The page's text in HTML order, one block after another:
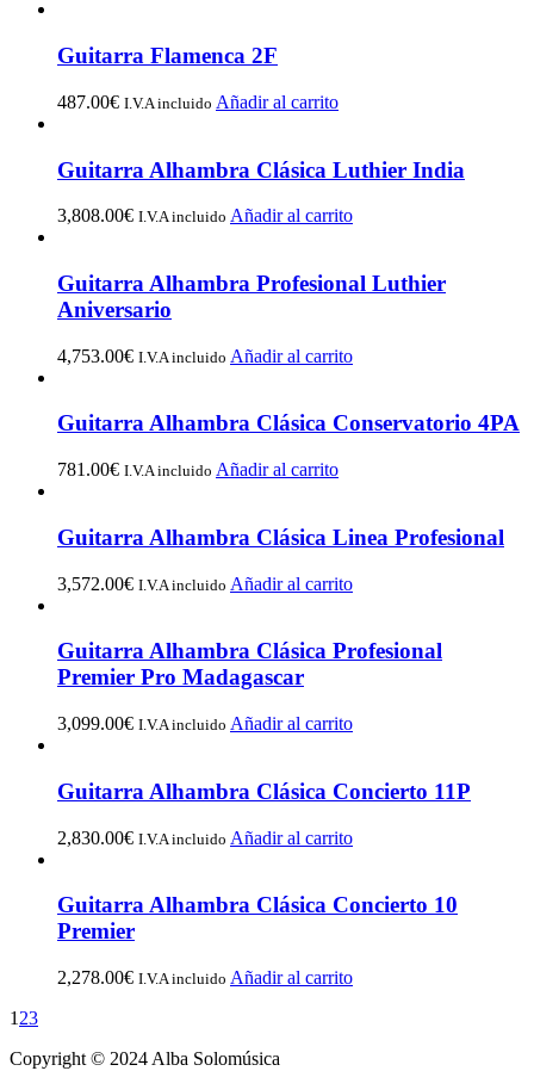
Guitarra Flamenca 2F
487.00€ I.V.A incluido Añadir al carrito
Guitarra Alhambra Clásica Luthier India
3,808.00€ I.V.A incluido Añadir al carrito
Guitarra Alhambra Profesional Luthier
Aniversario
4,753.00€ I.V.A incluido Añadir al carrito
Guitarra Alhambra Clásica Conservatorio 4PA
781.00€ I.V.A incluido Añadir al carrito
Guitarra Alhambra Clásica Linea Profesional
3,572.00€ I.V.A incluido Añadir al carrito
Guitarra Alhambra Clásica Profesional
Premier Pro Madagascar
3,099.00€ I.V.A incluido Añadir al carrito
Guitarra Alhambra Clásica Concierto 11P
2,830.00€ I.V.A incluido Añadir al carrito
Guitarra Alhambra Clásica Concierto 10
Premier
2,278.00€ I.V.A incluido Añadir al carrito
1 23
Copyright © 2024 Alba Solomúsica